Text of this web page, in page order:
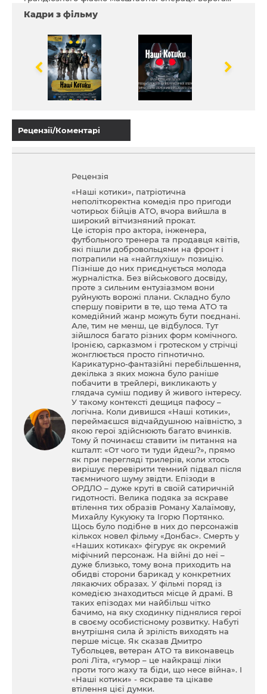
Кадри з фільму
Рецензії/Коментарі
Рецензія
«Наші котики», патріотична
неполіткоректна комедія про пригоди
чотирьох бійців АТО, вчора вийшла в
широкий вітчизняний прокат.
Це історія про актора, інженера,
футбольного тренера та продавця квітів,
які пішли добровольцями на фронт і
потрапили на «найглухішу» позицію.
Пізніше до них приєднується молода
журналістка. Без військового досвіду,
проте з сильним ентузіазмом вони
руйнують ворожі плани. Складно було
спершу повірити в те, що тема АТО та
комедійний жанр можуть бути поєднані.
Але, тим не менш, це відбулося. Тут
зійшлося багато різних форм комічного.
Іронією, сарказмом і гротеском у стрічці
жонглюється просто гіпнотично.
Карикатурно-фантазійні перебільшення,
декілька з яких можна було раніше
побачити в трейлері, викликають у
глядача суміш подиву й живого інтересу.
У такому контексті дещиця пафосу –
логічна. Коли дивишся «Наші котики»,
переймаєшся відчайдушною наївністю, з
якою герої здійснюють багато вчинків.
Тому й починаєш ставити їм питання на
кшталт: «От чого ти туди йдеш?», прямо
як при перегляді трилерів, коли хтось
вирішує перевірити темний підвал після
таємничого шуму звідти. Епізоди в
ОРДЛО – дуже круті в своїй сатиричній
гидотності. Велика подяка за яскраве
втілення тих образів Роману Халаїмову,
Михайлу Кукуюку та Ігорю Портянко.
Щось було подібне в них до персонажів
кількох новел фільму «Донбас». Смерть у
«Наших котиках» фігурує як окремий
міфічний персонаж. На війні до неї –
дуже близько, тому вона приходить на
обидві сторони барикад у конкретних
лякаючих образах. У фільмі поряд із
комедією знаходиться місце й драмі. В
таких епізодах ми найбільш чітко
бачимо, на яку сходинку піднялися герої
в своєму особистісному розвитку. Набуті
внутрішня сила й зрілість виходять на
перше місце. Як сказав Дмитро
Тубольцев, ветеран АТО та виконавець
ролі Літа, «гумор – це найкращі ліки
проти того жаху та біди, що несе війна». І
«Наші котики» - яскраве та цікаве
втілення цієї думки.